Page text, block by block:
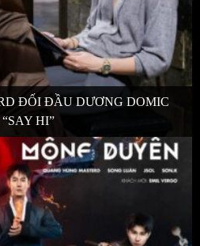
ĐỐI ĐẦU DƯƠNG DOMIC
HI”